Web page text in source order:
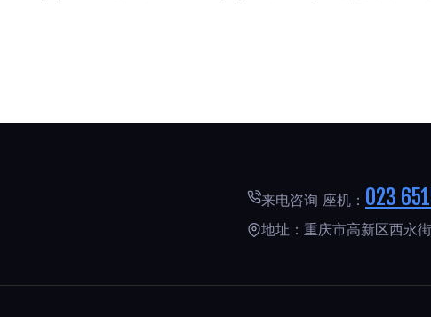
来电咨询 座机： 023
地址：重庆市高新区西永